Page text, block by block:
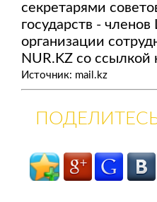
секретарями
государств -
организации
NUR.KZ со ссылкой
Источник: mail.kz